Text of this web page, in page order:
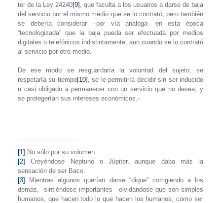
ter de la Ley 24240[9] , que faculta a los usuarios a darse de baja
del servicio por el mismo medio que se lo contrató, pero también
se debería considerar –por vía análoga- en esta época
“tecnologizada” que la baja pueda ser efectuada por medios
digitales o telefónicos indistintamente, aun cuando se lo contrató
al servicio por otro medio.-
De ese modo se resguardaría la voluntad del sujeto, se
respetaría su tiempo[10] , se le permitiría decidir sin ser inducido
u casi obligado a permanecer con un servicio que no desea, y
se protegerían sus intereses económicos.-
[1] No sólo por su volumen.
[2]
Creyéndose Neptuno o Júpiter, aunque daba más la
sensación de ser Baco.
[3]
Mientras algunos
querían darse “dique” corrigiendo a los
demás,
sintiéndose importantes –olvidándose que son simples
humanos, que hacen todo lo que hacen los humanos, como ser